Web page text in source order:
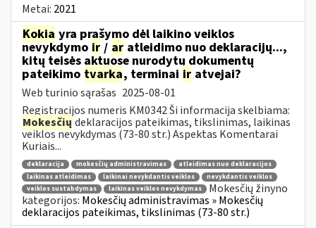
Metai: 2021
Kokia yra prašymo dėl laikino veiklos
nevykdymo ir / ar atleidimo nuo deklaracijų...,
kitų teisės aktuose nurodytų dokumentų
pateikimo tvarka, terminai ir atvejai?
Web turinio sąrašas 2025-08-01
Registracijos numeris KM0342 Ši informacija skelbiama:
Mokesčių deklaracijos pateikimas, tikslinimas, laikinas
veiklos nevykdymas (73-80 str.) Aspektas Komentarai
Kuriais...
deklaracija mokesčių administravimas
atleidimas nuo deklaracijos
laikinas atleidimas
laikinai nevykdantis veiklos
nevykdantis veiklos
veiklos sustabdymas
laikinas veiklos nevykdymas
Mokesčių žinyno
kategorijos: Mokesčių administravimas » Mokesčių
deklaracijos pateikimas, tikslinimas (73-80 str.)